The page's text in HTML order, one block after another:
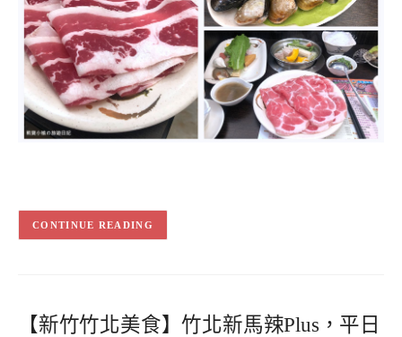
CONTINUE READING
【新竹竹北美食】竹北新馬辣Plus，平日